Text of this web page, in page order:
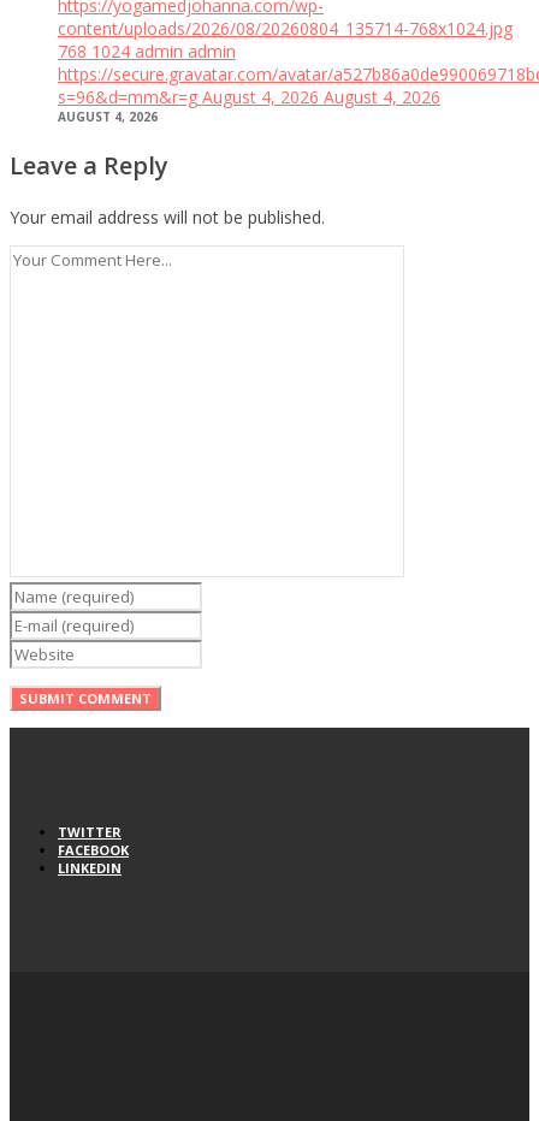
https://yogamedjohanna.com/wp-
content/uploads/2026/08/20260804_135714-768x1024.jpg
768 1024 admin admin
https://secure.gravatar.com/avatar/
s=96&d=mm&r=g August 4, 2026 August 4, 2026
AUGUST 4, 2026
Leave a Reply
Your email address will not be published.
TWITTER
FACEBOOK
LINKEDIN